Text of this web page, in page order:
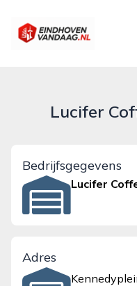
eindhovenvandaag.nl
Lucifer
Bedrijfsgegevens
Lucifer
Adres